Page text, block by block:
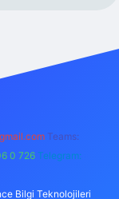
m elexbet
Teams:
0 726 Telegram:
Bilgi Teknolojileri